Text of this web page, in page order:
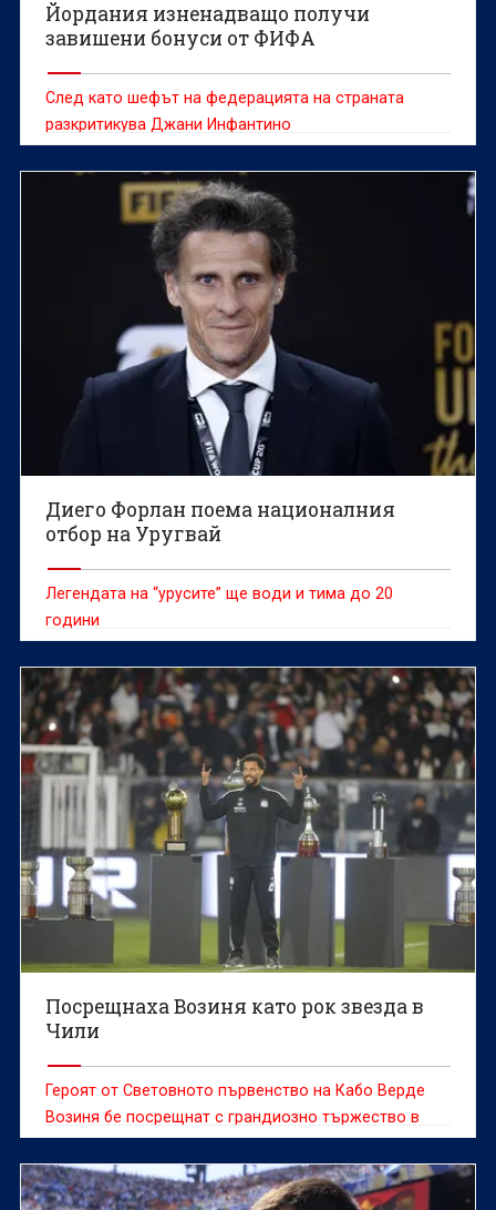
Йордания изненадващо получи
завишени бонуси от ФИФА
След като шефът на федерацията на страната
разкритикува Джани Инфантино
Диего Форлан поема националния
отбор на Уругвай
Легендата на “урусите” ще води и тима до 20
години
Посрещнаха Возиня като рок звезда в
Чили
Героят от Световното първенство на Кабо Верде
Возиня бе посрещнат с грандиозно тържество в
сряда, след като се присъедини към чилийския
гранд Коло Коло, предаде ДПА.